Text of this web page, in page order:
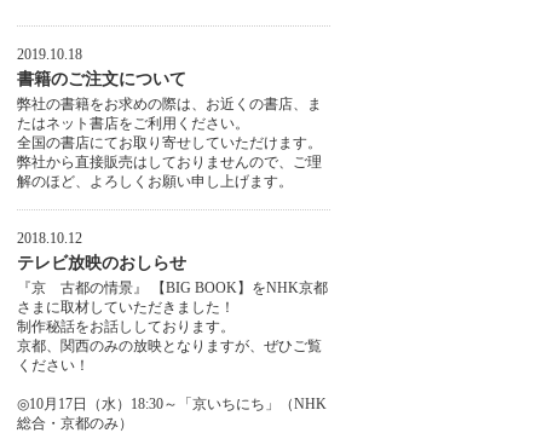
2019.10.18
書籍のご注文について
弊社の書籍をお求めの際は、お近くの書店、ま
たはネット書店をご利用ください。
全国の書店にてお取り寄せしていただけます。
弊社から直接販売はしておりませんので、ご理
解のほど、よろしくお願い申し上げます。
2018.10.12
テレビ放映のおしらせ
『京 古都の情景』 【BIG BOOK】をNHK京都
さまに取材していただきました！
制作秘話をお話ししております。
京都、関西のみの放映となりますが、ぜひご覧
ください！
◎10月17日（水）18:30～「京いちにち」（NHK
総合・京都のみ）